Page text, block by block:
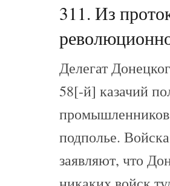
311. Из
Делегат
58[-й] казачий
подполье.
заявляют, что